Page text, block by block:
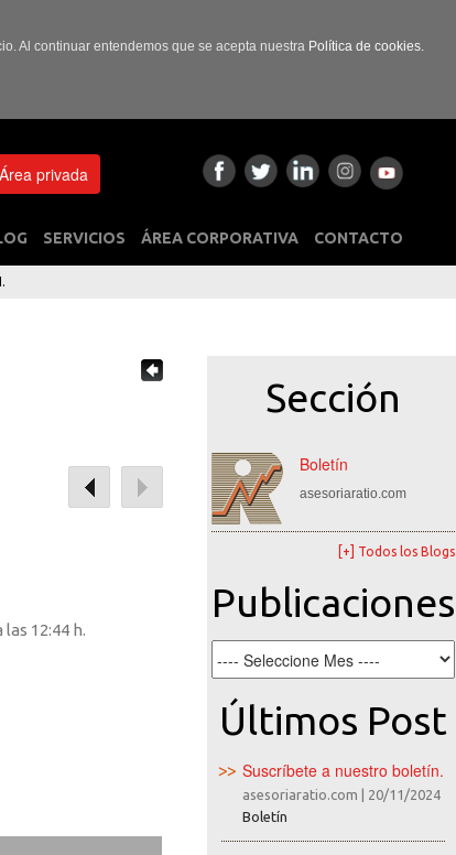
Al continuar entendemos que se acepta nuestra Política de cookies.
Área privada
SERVICIOS ÁREA CORPORATIVA CONTACTO
12:44 h.
Sección
Boletín
asesoriaratio.com
[+] Todos los Blogs
Publicaciones
Últimos Post
Suscríbete a nuestro boletín.
asesoriaratio.com
20/11/2024
Boletín